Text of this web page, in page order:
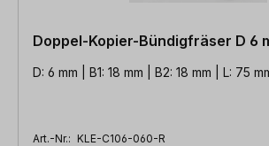
Doppel-Kopier-Bündigfräser D 6
D: 6 mm | B1: 18 mm | B2: 18 mm | L: 75
Art.-Nr.: KLE-C106-060-R